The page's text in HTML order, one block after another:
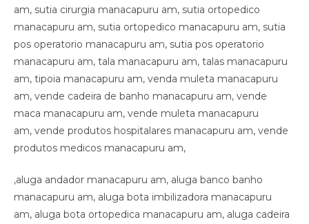
,aluga andador manacapuru am, aluga banco banho
manacapuru am, aluga bota imbilizadora manacapuru
am, aluga bota ortopedica manacapuru am, aluga cadeira